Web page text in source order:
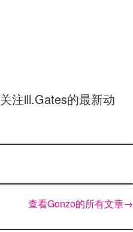
关注ill.Gates的最新动
查看Gonzo的所有文章→